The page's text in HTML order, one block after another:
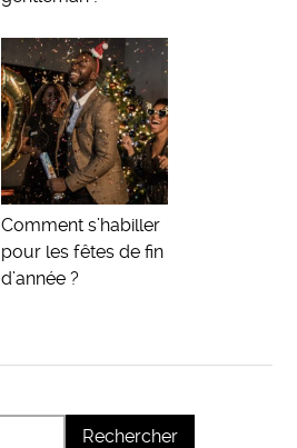
Comment s’habiller
pour les fêtes de fin
d’année ?